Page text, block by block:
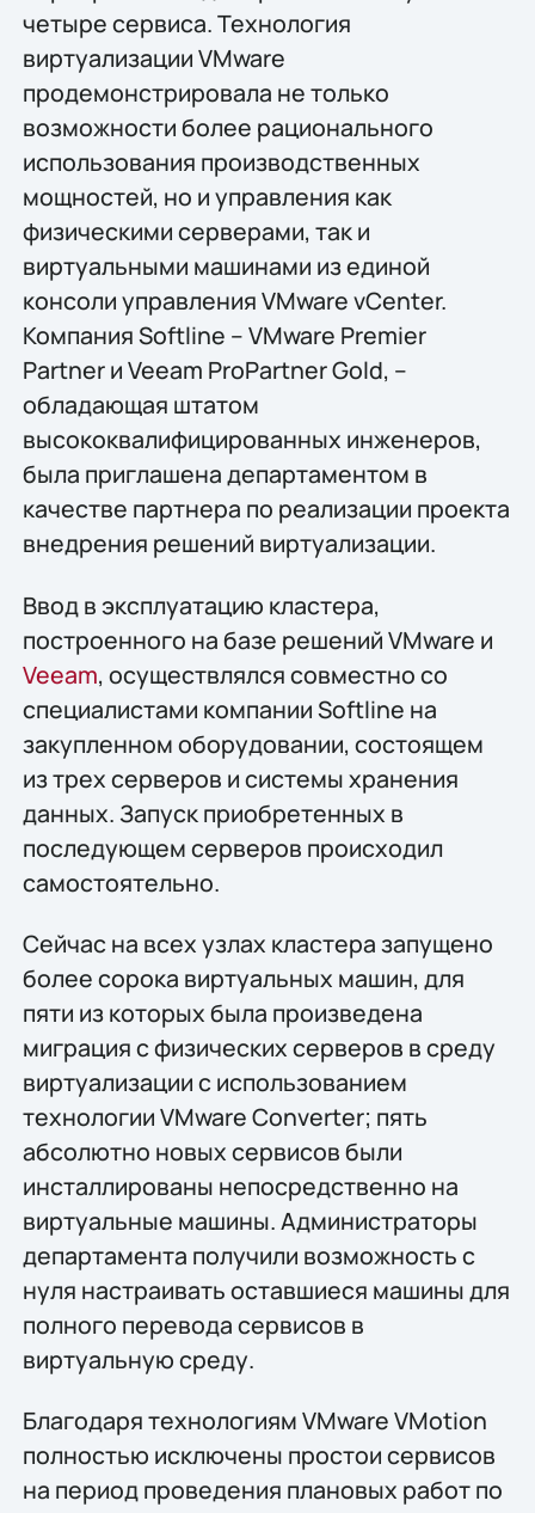
четыре сервиса. Технология
виртуализации VMware
продемонстрировала не только
возможности более рационального
использования производственных
мощностей, но и управления как
физическими серверами, так и
виртуальными машинами из единой
консоли управления VMware vCenter.
Компания Softline – VMware Premier
Partner и Veeam ProPartner Gold, –
обладающая штатом
высококвалифицированных инженеров,
была приглашена департаментом в
качестве партнера по реализации проекта
внедрения решений виртуализации.
Ввод в эксплуатацию кластера,
построенного на базе решений VMware и
Veeam, осуществлялся совместно со
специалистами компании Softline на
закупленном оборудовании, состоящем
из трех серверов и системы хранения
данных. Запуск приобретенных в
последующем серверов происходил
самостоятельно.
Сейчас на всех узлах кластера запущено
более сорока виртуальных машин, для
пяти из которых была произведена
миграция с физических серверов в среду
виртуализации с использованием
технологии VMware Converter; пять
абсолютно новых сервисов были
инсталлированы непосредственно на
виртуальные машины. Администраторы
департамента получили возможность с
нуля настраивать оставшиеся машины для
полного перевода сервисов в
виртуальную среду.
Благодаря технологиям VMware VMotion
полностью исключены простои сервисов
на период проведения плановых работ по